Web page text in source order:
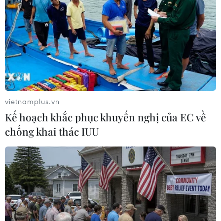
Do ốc vít nối giữa cánh quạt và bầu quạt trần bị gãy
khiến cánh quạt rơi xuống bàn rồi bật ngược trở lại và
quệt vào trán học sinh trong lớp học.
vietnamplus.vn
Kế hoạch khắc phục khuyến nghị của EC về
chống khai thác IUU